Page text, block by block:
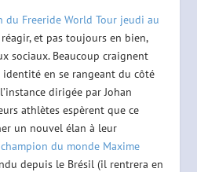
du Freeride World Tour jeudi au
et pas toujours en bien,
sociaux. Beaucoup craignent
en se rangeant du côté
dirigée par Johan
athlètes espèrent que ce
un nouvel élan à leur
champion du monde Maxime
depuis le Brésil (il rentrera en